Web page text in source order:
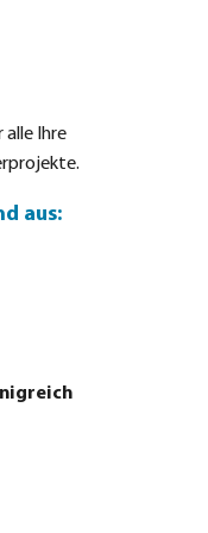
hergestellt
x
Grau
alle Ihre
aus: